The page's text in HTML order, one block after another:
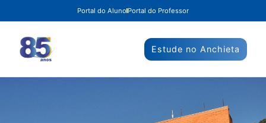
Portal do Aluno Portal do Professor
Estude no Anchieta